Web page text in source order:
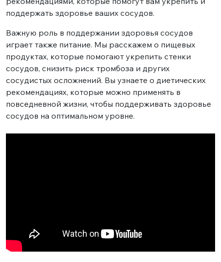
поддержать здоровье ваших сосудов.
Важную роль в поддержании здоровья сосудов
играет также питание. Мы расскажем о пищевых
продуктах, которые помогают укрепить стенки
сосудов, снизить риск тромбоза и других
сосудистых осложнений. Вы узнаете о диетических
рекомендациях, которые можно применять в
повседневной жизни, чтобы поддерживать здоровье
сосудов на оптимальном уровне.